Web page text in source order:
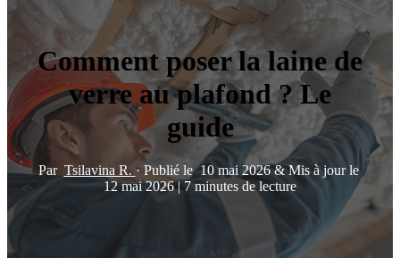
Comment poser la laine de
verre au plafond ? Le
guide
Par Tsilavina R. · Publié le10 mai 2026& Mis à jour le
12 mai 2026| 7 minutes de lecture